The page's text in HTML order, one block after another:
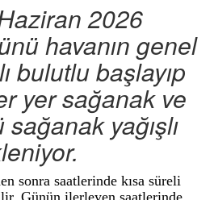
2026
havanın genel
bulutlu başlayıp
yer sağanak ve
yağışlı
sonra saatlerinde kısa süreli